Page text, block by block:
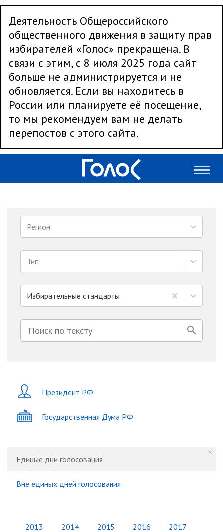
Деятельность Общероссийского
общественного движения в защиту прав
избирателей «Голос» прекращена. В
связи с этим, с 8 июля 2025 года сайт
больше не администрируется и не
обновляется. Если вы находитесь в
России или планируете её посещение,
то мы рекомендуем вам не делать
перепостов с этого сайта.
Регион
Тип
Избирательные стандарты
Президент РФ
Государственная Дума РФ
Единые дни голосования
Вне единых дней голосования
2013 2014 2015 2016 2017